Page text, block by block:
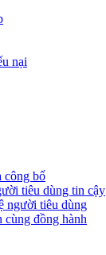
nại
công bố
tiêu dùng tin cậy
người tiêu dùng
cùng đồng hành